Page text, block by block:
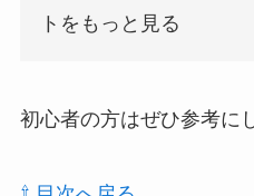
トをもっと見る
初心者の方はぜひ参考に